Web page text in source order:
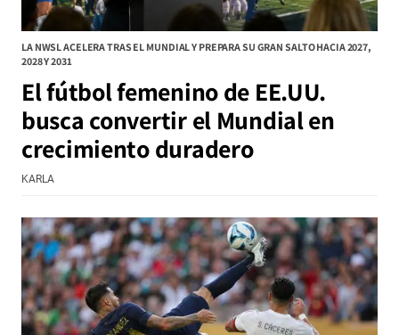
LA NWSL ACELERA TRAS EL MUNDIAL Y PREPARA SU GRAN SALTO HACIA 2027,
2028 Y 2031
El fútbol femenino de EE.UU.
busca convertir el Mundial en
crecimiento duradero
KARLA